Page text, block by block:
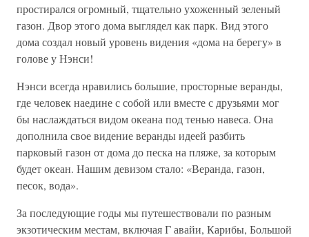
простирался огромный, тщательно ухоженный зеленый
газон. Двор этого дома выглядел как парк. Вид этого
дома создал новый уровень видения «дома на берегу» в
голове у Нэнси!
Нэнси всегда нравились большие, просторные веранды,
где человек наедине с собой или вместе с друзьями мог
бы наслаждаться видом океана под тенью навеса. Она
дополнила свое видение веранды идеей разбить
парковый газон от дома до песка на пляже, за которым
будет океан. Нашим девизом стало: «Веранда, газон,
песок, вода».
За последующие годы мы путешествовали по разным
экзотическим местам, включая Г авайи, Карибы, Большой